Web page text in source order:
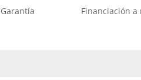
Financiación a